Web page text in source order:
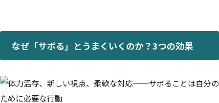
なぜ「サボる」とうまくいくのか？3つの効果